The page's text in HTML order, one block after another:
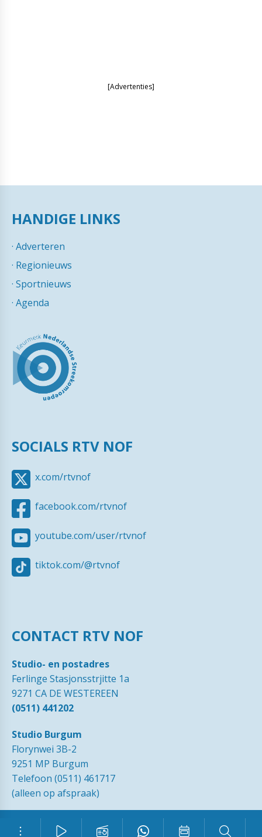
[Advertenties]
HANDIGE LINKS
· Adverteren
· Regionieuws
· Sportnieuws
· Agenda
SOCIALS RTV NOF
x.com/rtvnof
facebook.com/rtvnof
youtube.com/user/rtvnof
tiktok.com/@rtvnof
CONTACT RTV NOF
Studio- en postadres
Ferlinge Stasjonsstrjitte 1a
9271 CA DE WESTEREEN
(0511) 441202
Studio Burgum
Florynwei 3B-2
9251 MP Burgum
Telefoon (0511) 461717
(alleen op afspraak)
© 1989 - 2026 RTVNOF·Contact Tip de redactie
Ingezonden
·Disclaimer ·Privacy Statement RTV NOF Vrijwilliger